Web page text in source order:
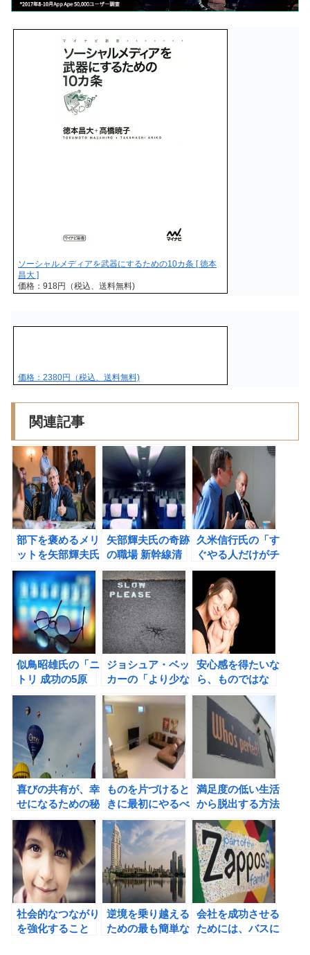
ソーシャルメディアを武器にするための10カ条 [ 徳本
昌大 ]
価格：918円（税込、送料無料)
価格：2380円（税込、送料無料)
関連記事
部下を褒めるメリ
ットを矢部輝夫氏
から学ぶ！
矢部輝夫氏の奇跡
の職場 新幹線清
掃チームの働く誇
りの書評
久米信行氏の「す
ぐやる人だけがチ
ャンスを手に入れ
る」の書評②
似鳥昭雄氏の「ニ
トリ 成功の5原
則」の書評
ジョシュア・ベッ
カーの「より少な
い生き方 ものを
手放して豊かにな
安心感を得たいな
ら、ものではな
く、人とのつなが
りを重視しよう！
喜びの共有が、幸
せになるための秘
訣。
ものを片づけると
きに最初にやるべ
きこと。
満足度の低い生活
から脱出する方法
をジョシュア・ベ
ッカーに学ぶ。
社会的なつながり
を強化すること
逆境を乗り越える
ための最も簡単な
会社を成功させる
ためには、バスに